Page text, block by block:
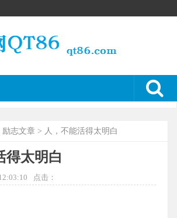
励志文章 > 人，不能活得太明白
得太明白
点击：